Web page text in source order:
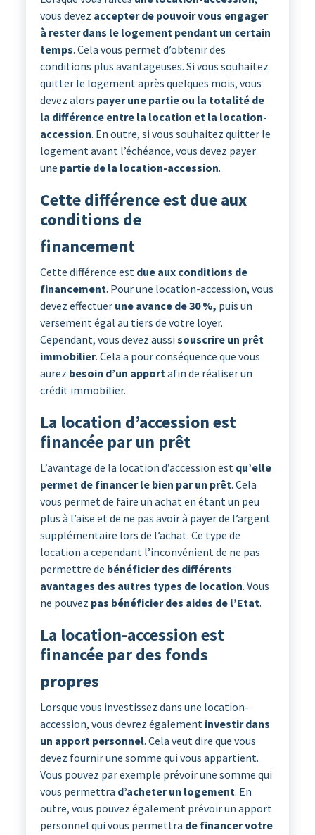
vous devez accepter de pouvoir vous engager
à rester dans le logement pendant un certain
temps. Cela vous permet d’obtenir des
conditions plus avantageuses. Si vous souhaitez
quitter le logement après quelques mois, vous
devez alors payer une partie ou la totalité de
la différence entre la location et la location-
accession. En outre, si vous souhaitez quitter le
logement avant l’échéance, vous devez payer
une partie de la location-accession.
Cette différence est due aux
conditions de
financement
Cette différence est due aux conditions de
financement. Pour une location-accession, vous
devez effectuer une avance de 30 %, puis un
versement égal au tiers de votre loyer.
Cependant, vous devez aussi souscrire un prêt
immobilier. Cela a pour conséquence que vous
aurez besoin d’un apportafin de réaliser un
crédit immobilier.
La location d’accession est
financée par un prêt
L’avantage de la location d’accession est qu’elle
permet de financer le bien par un prêt. Cela
vous permet de faire un achat en étant un peu
plus à l’aise et de ne pas avoir à payer de l’argent
supplémentaire lors de l’achat. Ce type de
location a cependant l’inconvénient de ne pas
permettre de bénéficier des différents
avantages des autres types de location. Vous
ne pouvez pas bénéficier des aides de l’Etat.
La location-accession est
financée par des fonds
propres
Lorsque vous investissez dans une location-
accession, vous devrez également investir dans
un apport personnel. Cela veut dire que vous
devez fournir une somme qui vous appartient.
Vous pouvez par exemple prévoir une somme qui
vous permettra d’acheter un logement. En
outre, vous pouvez également prévoir un apport
personnel qui vous permettra de financer votre